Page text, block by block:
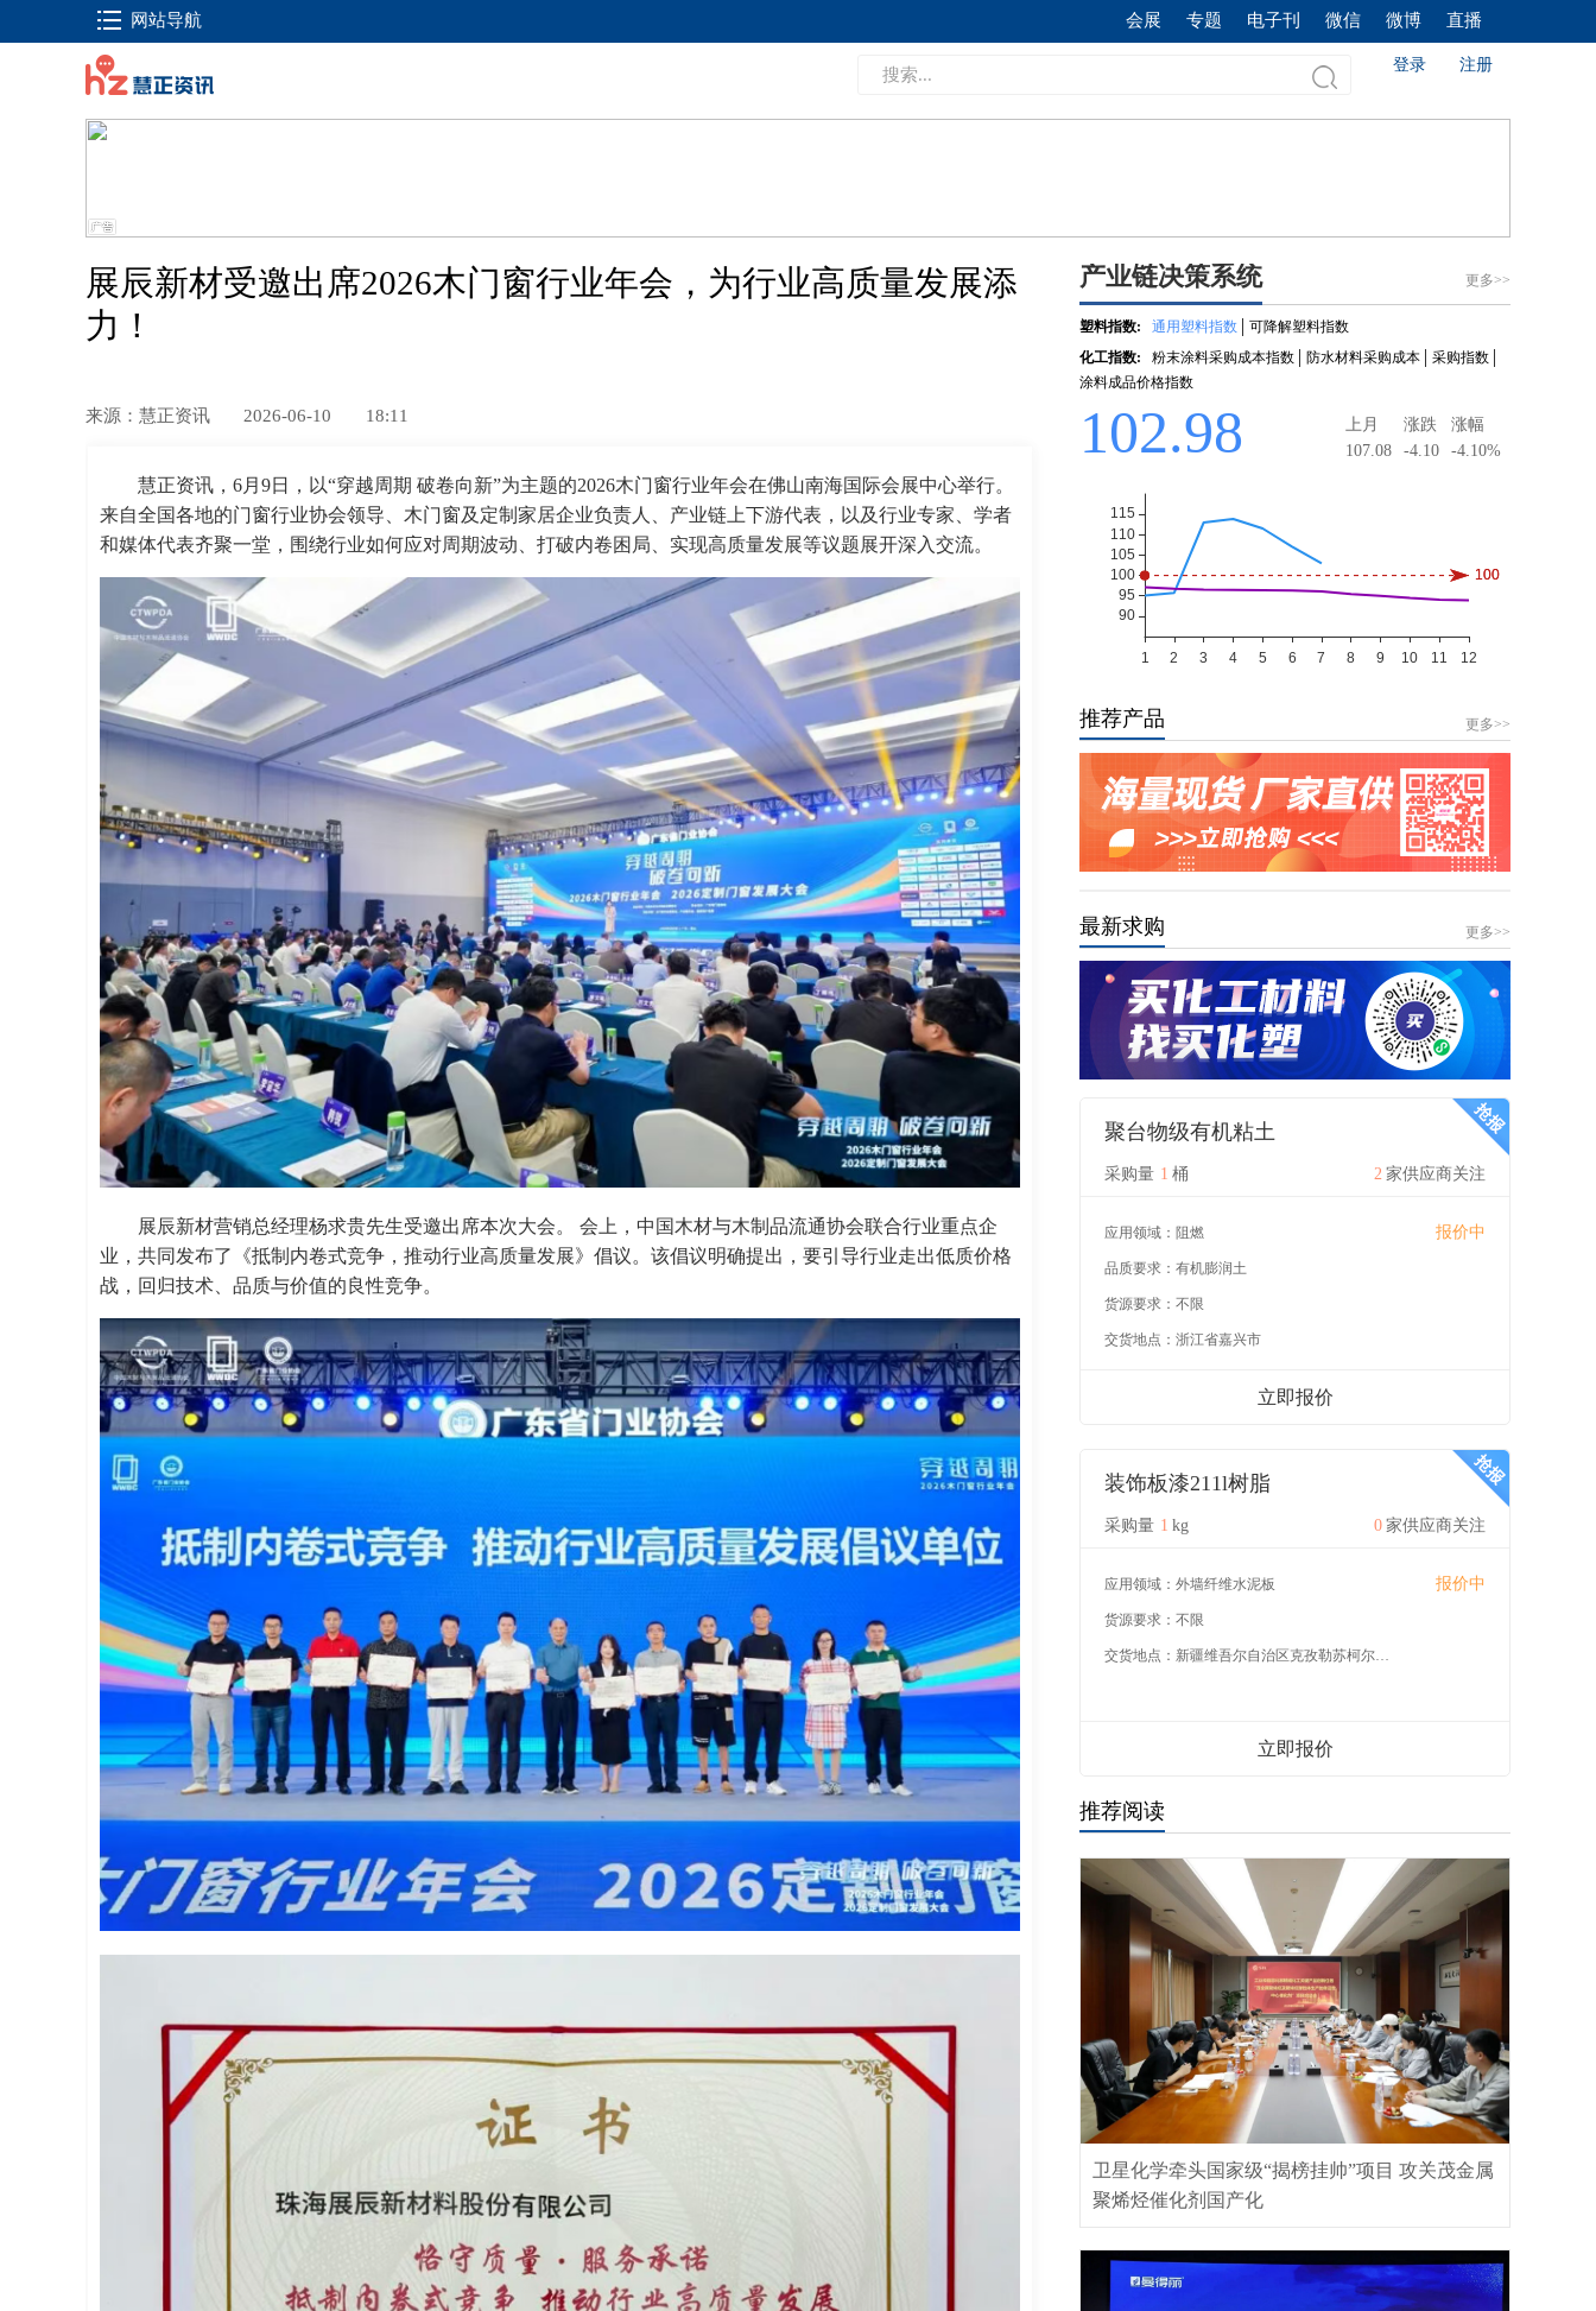
网站导航 会展 专题 电子刊 微信 微博 直播
登录 注册
展辰新材受邀出席2026木门窗行业年会，为行业高质量发展添
力！
来源：慧正资讯 2026-06-10 18:11
慧正资讯，6月9日，以“穿越周期 破卷向新”为主题的2026木门窗行业年会在佛山南海国际会展中心举行。
来自全国各地的门窗行业协会领导、木门窗及定制家居企业负责人、产业链上下游代表，以及行业专家、学者
和媒体代表齐聚一堂，围绕行业如何应对周期波动、打破内卷困局、实现高质量发展等议题展开深入交流。
展辰新材营销总经理杨求贵先生受邀出席本次大会。 会上，中国木材与木制品流通协会联合行业重点企
业，共同发布了《抵制内卷式竞争，推动行业高质量发展》倡议。该倡议明确提出，要引导行业走出低质价格
战，回归技术、品质与价值的良性竞争。
推荐产品 更多>>
最新求购 更多>>
聚台物级有机粘土
采购量 1 桶 2 家供应商关注
应用领域： 阻燃 报价中
品质要求： 有机膨润土
货源要求： 不限
交货地点： 浙江省嘉兴市
立即报价
装饰板漆211l树脂
采购量 1 kg 0 家供应商关注
应用领域： 外墙纤维水泥板 报价中
货源要求： 不限
交货地点： 新疆维吾尔自治区克孜勒苏柯尔克孜自治州
立即报价
推荐阅读
卫星化学牵头国家级“揭榜挂帅”项目 攻关茂金属
聚烯烃催化剂国产化